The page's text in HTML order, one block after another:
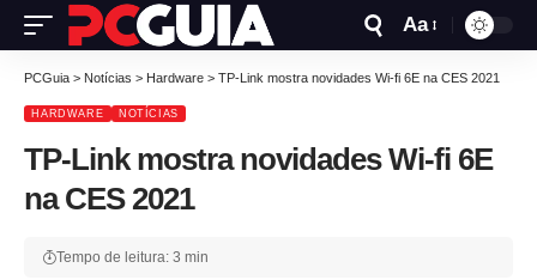
Aa
PCGuia > Notícias > Hardware > TP-Link mostra novidades Wi-fi 6E na CES 2021
HARDWARE NOTÍCIAS
TP-Link mostra novidades Wi-fi 6E
na CES 2021
Tempo de leitura: 3 min